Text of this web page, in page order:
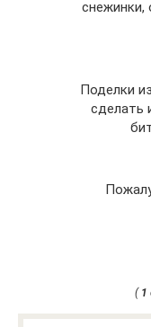
Поделки
сделать
( 1